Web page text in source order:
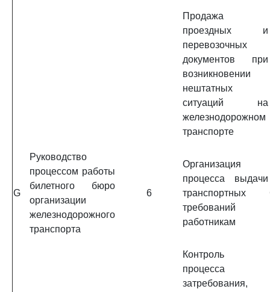
Продажа
проездных и
перевозочных
документов при
возникновении
нештатных
ситуаций на
железнодорожном
транспорте
G
Руководство
процессом работы
билетного бюро
организации
железнодорожного
транспорта
6
Организация
процесса выдачи
транспортных
требований
работникам
Контроль
процесса
затребования,